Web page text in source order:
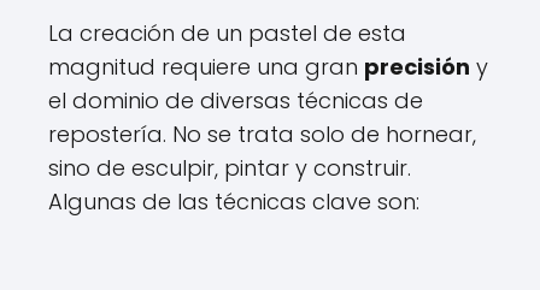
La creación de un pastel de esta
magnitud requiere una gran precisión y
el dominio de diversas técnicas de
repostería. No se trata solo de hornear,
sino de esculpir, pintar y construir.
Algunas de las técnicas clave son: